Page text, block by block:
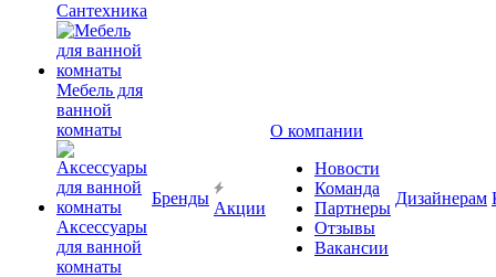
Сантехника
Мебель для
ванной
комнаты
Аксессуары
для ванной
комнаты
Бренды
Акции
О компании
Новости
Команда
Партнеры
Отзывы
Вакансии
Дизайнерам